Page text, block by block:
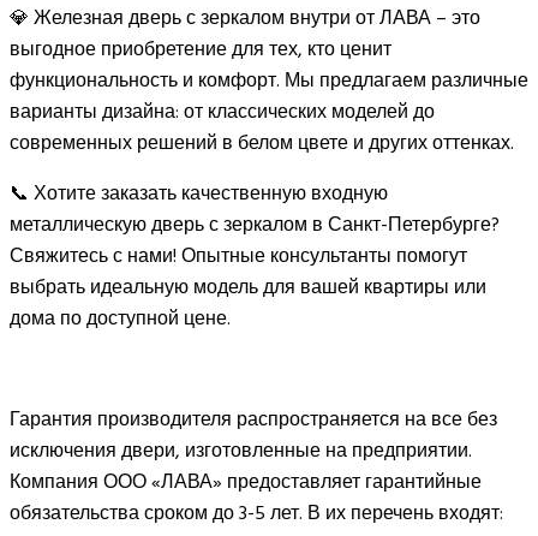
💎 Железная дверь с зеркалом внутри от ЛАВА – это
выгодное приобретение для тех, кто ценит
функциональность и комфорт. Мы предлагаем различные
варианты дизайна: от классических моделей до
современных решений в белом цвете и других оттенках.
📞 Хотите заказать качественную входную
металлическую дверь с зеркалом в Санкт-Петербурге?
Свяжитесь с нами! Опытные консультанты помогут
выбрать идеальную модель для вашей квартиры или
дома по доступной цене.
Гарантия производителя распространяется на все без
исключения двери, изготовленные на предприятии.
Компания ООО «ЛАВА» предоставляет гарантийные
обязательства сроком до 3-5 лет. В их перечень входят: